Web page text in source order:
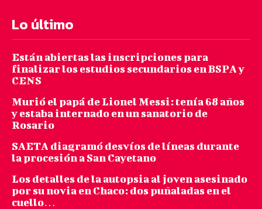
Lo último
Están abiertas las inscripciones para
finalizar los estudios secundarios en BSPA y
CENS
Murió el papá de Lionel Messi: tenía 68 años
y estaba internado en un sanatorio de
Rosario
SAETA diagramó desvíos de líneas durante
la procesión a San Cayetano
Los detalles de la autopsia al joven asesinado
por su novia en Chaco: dos puñaladas en el
cuello…